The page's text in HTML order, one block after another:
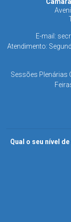
E-mail:
Atendimento:
Sessões Plenárias
Qual o seu nível